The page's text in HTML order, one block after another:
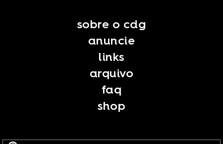
sobre o cdg
anuncie
links
arquivo
faq
shop